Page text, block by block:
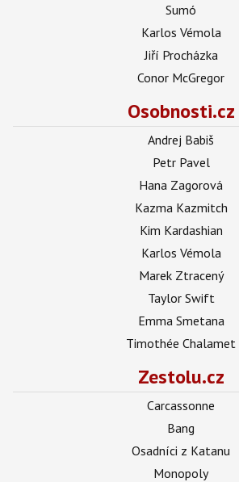
Sumó
Karlos Vémola
Jiří Procházka
Conor McGregor
Osobnosti.cz
Andrej Babiš
Petr Pavel
Hana Zagorová
Kazma Kazmitch
Kim Kardashian
Karlos Vémola
Marek Ztracený
Taylor Swift
Emma Smetana
Timothée Chalamet
Zestolu.cz
Carcassonne
Bang
Osadníci z Katanu
Monopoly